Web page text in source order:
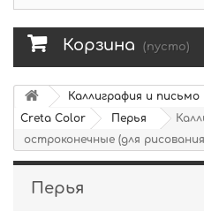
Корзина (пусто)
Каллиграфия и письмо
Creta Color
Перья
остроконечные (для
Перья